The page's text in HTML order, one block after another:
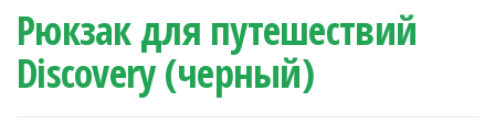
Рюкзак для путешествий
Discovery (черный)